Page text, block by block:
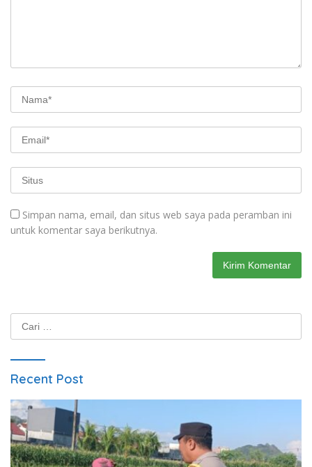
Simpan nama, email, dan situs web saya pada peramban ini
untuk komentar saya berikutnya.
Cari
untuk:
Recent Post